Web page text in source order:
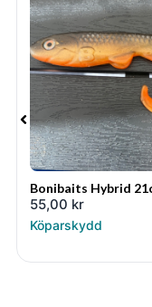
Bonibaits Hybrid
55,00 kr
Köparskydd